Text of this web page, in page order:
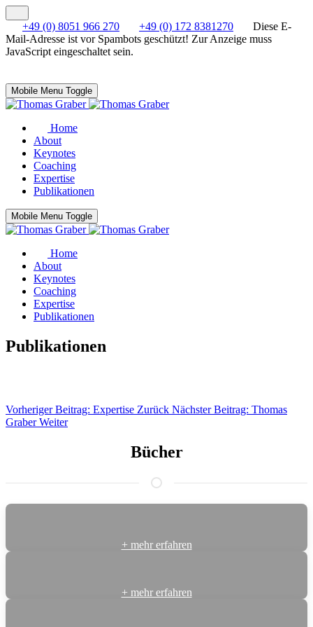
+49 (0) 8051 966 270 +49 (0) 172 8381270
Diese E-
Mail-Adresse ist vor Spambots geschützt! Zur Anzeige muss
JavaScript eingeschaltet sein.
Mobile Menu Toggle
Home
About
Keynotes
Coaching
Expertise
Publikationen
Mobile Menu Toggle
Home
About
Keynotes
Coaching
Expertise
Publikationen
Publikationen
Vorheriger Beitrag: Expertise Zurück Nächster Beitrag: Thomas
GraberWeiter
Bücher
+ mehr erfahren
+ mehr erfahren